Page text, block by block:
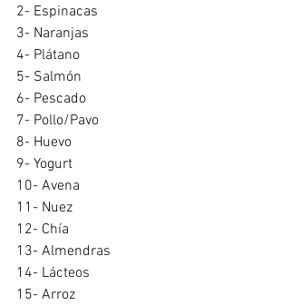
2- Espinacas
3- Naranjas
4- Plátano
5- Salmón
6- Pescado
7- Pollo/Pavo
8- Huevo
9- Yogurt
10- Avena
11- Nuez
12- Chía
13- Almendras
14- Lácteos
15- Arroz